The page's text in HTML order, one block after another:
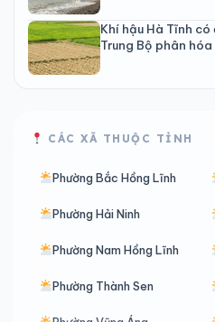
Khí hậu Hà Tĩnh
Trung Bộ phân
CÁC XÃ THUỘC TỈNH
Phường Bắc Hồng Lĩnh
Phường Hải Ninh
Phường Nam Hồng Lĩnh
Phường Thành Sen